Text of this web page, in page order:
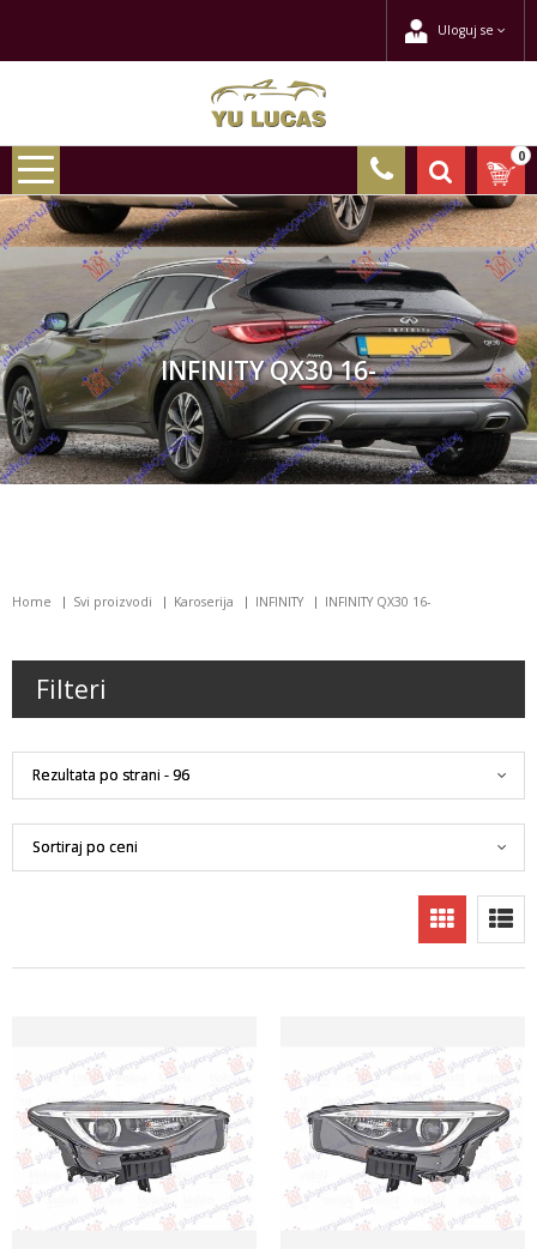
Uloguj se
0
INFINITY QX30 16-
Home Svi proizvodi Karoserija INFINITY INFINITY QX30 16-
Filteri